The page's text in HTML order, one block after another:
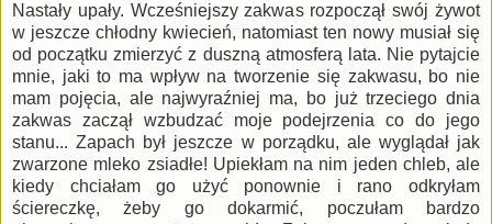
Nastały upały. Wcześniejszy zakwas rozpoczął swój żywot
w jeszcze chłodny kwiecień, natomiast ten nowy musiał się
od początku zmierzyć z duszną atmosferą lata. Nie pytajcie
mnie, jaki to ma wpływ na tworzenie się zakwasu, bo nie
mam pojęcia, ale najwyraźniej ma, bo już trzeciego dnia
zakwas zaczął wzbudzać moje podejrzenia co do jego
stanu... Zapach był jeszcze w porządku, ale wyglądał jak
zwarzone mleko zsiadłe! Upiekłam na nim jeden chleb, ale
kiedy chciałam go użyć ponownie i rano odkryłam
ściereczkę, żeby go dokarmić, poczułam bardzo